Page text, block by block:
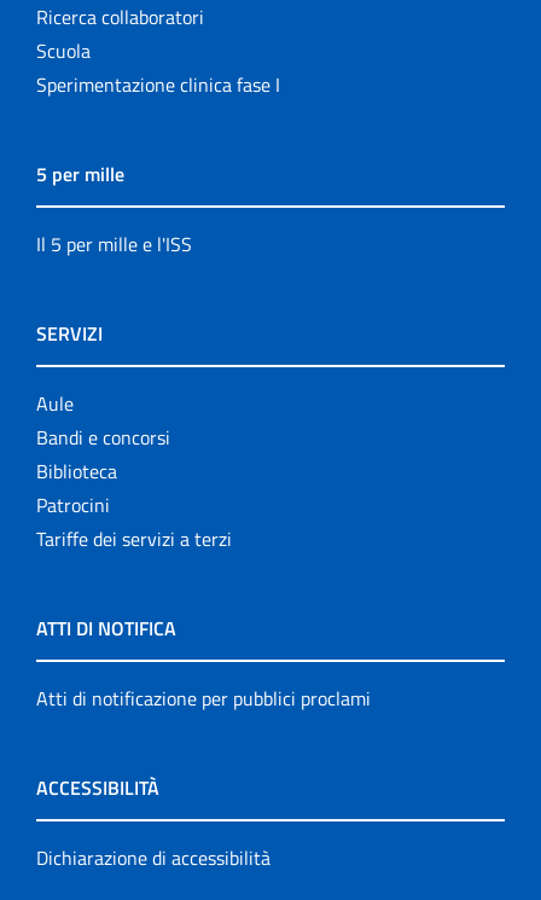
Ricerca collaboratori
Scuola
Sperimentazione clinica fase I
5 per mille
Il 5 per mille e l'ISS
SERVIZI
Aule
Bandi e concorsi
Biblioteca
Patrocini
Tariffe dei servizi a terzi
ATTI DI NOTIFICA
Atti di notificazione per pubblici proclami
ACCESSIBILITÀ
Dichiarazione di accessibilità